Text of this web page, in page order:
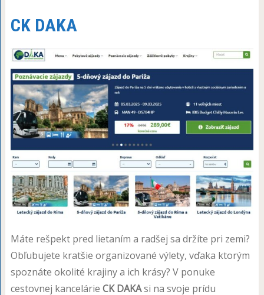
CK DAKA
Máte rešpekt pred lietaním a radšej sa držíte pri zemi?
Obľubujete kratšie organizované výlety, vďaka ktorým
spoznáte okolité krajiny a ich krásy? V ponuke
cestovnej kancelárie CK DAKAsi na svoje prídu